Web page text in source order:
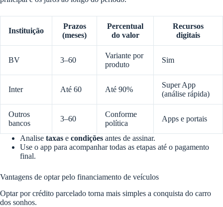
Instituição
Prazos
(meses)
Percentual
do valor
Recursos
digitais
BV 3–60
Variante por
produto
Sim
Inter Até 60 Até 90%
Super App
(análise rápida)
Outros
bancos
3–60
Conforme
política
Apps e portais
Analise taxas e condições antes de assinar.
Use o app para acompanhar todas as etapas até o pagamento
final.
Vantagens de optar pelo financiamento de veículos
Optar por crédito parcelado torna mais simples a conquista do carro
dos sonhos.